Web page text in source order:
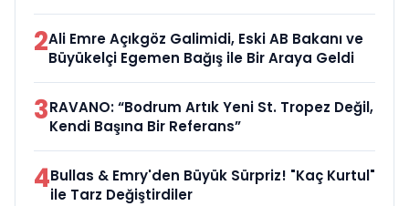
2Ali Emre Açıkgöz Galimidi, Eski AB Bakanı ve
Büyükelçi Egemen Bağış ile Bir Araya Geldi
3RAVANO: “Bodrum Artık Yeni St. Tropez Değil,
Kendi Başına Bir Referans”
4Bullas & Emry'den Büyük Sürpriz! "Kaç Kurtul"
ile Tarz Değiştirdiler